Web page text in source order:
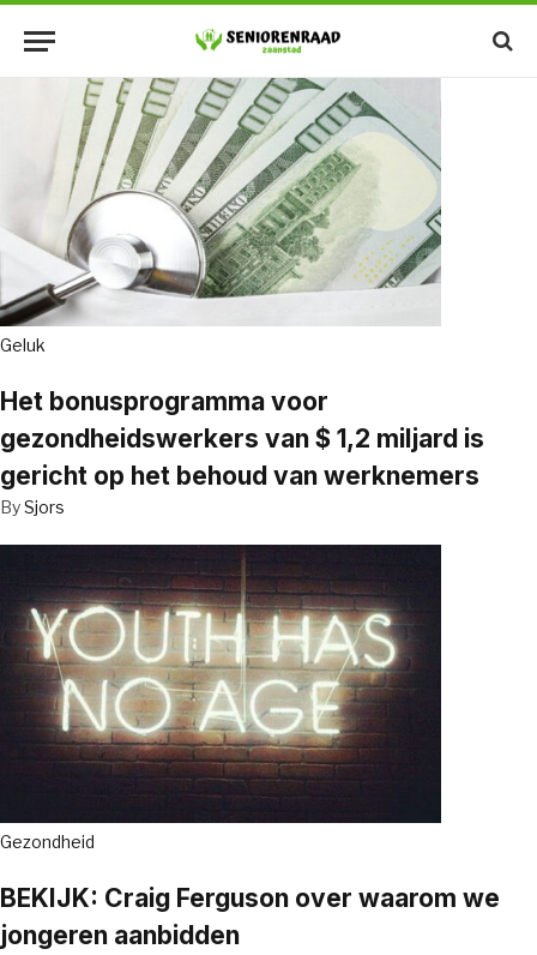
Geluk
Het bonusprogramma voor
gezondheidswerkers van $ 1,2 miljard is
gericht op het behoud van werknemers
BySjors
Gezondheid
BEKIJK: Craig Ferguson over waarom we
jongeren aanbidden